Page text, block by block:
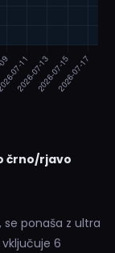
črno/rjavo
se ponaša z ultra
6